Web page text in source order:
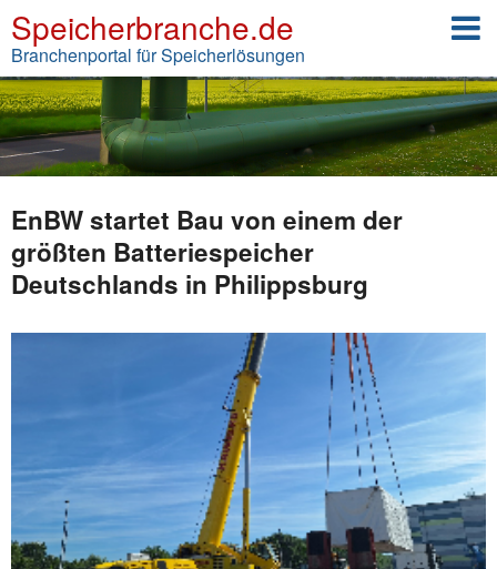
Speicherbranche.de
Branchenportal für Speicherlösungen
EnBW startet Bau von einem der
größten Batteriespeicher
Deutschlands in Philippsburg